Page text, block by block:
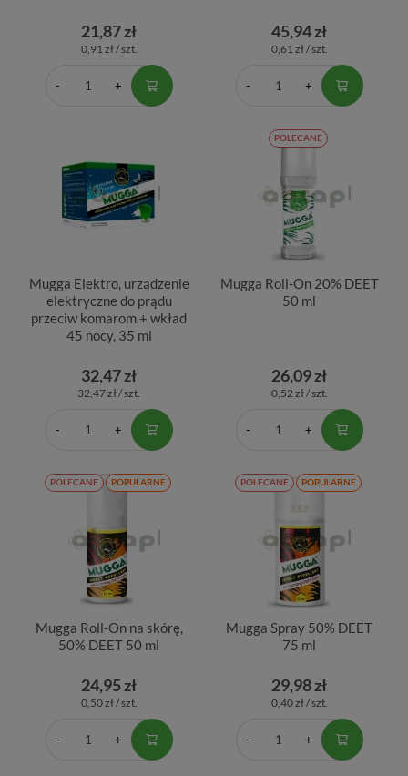
21,87 zł
0,91 zł / szt.
45,94 zł
0,61 zł / szt.
Mugga Elektro, urządzenie
elektryczne do prądu
przeciw komarom + wkład
45 nocy, 35 ml
32,47 zł
32,47 zł / szt.
POLECANE
Mugga Roll-On 20% DEET
50 ml
26,09 zł
0,52 zł / szt.
POLECANE POPULARNE
Mugga Roll-On na skórę,
50% DEET 50 ml
24,95 zł
0,50 zł / szt.
POLECANE POPULARNE
Mugga Spray 50% DEET
75 ml
29,98 zł
0,40 zł / szt.